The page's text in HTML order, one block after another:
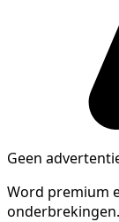
Geen
Word premium
onderbrekingen.